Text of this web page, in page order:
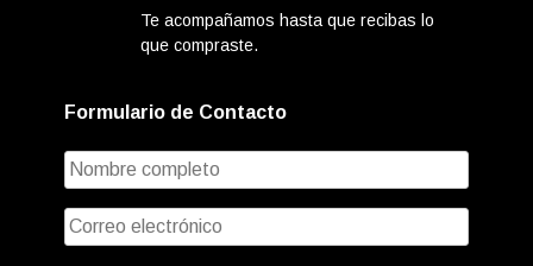
Te acompañamos hasta que recibas lo
que compraste.
Formulario de Contacto